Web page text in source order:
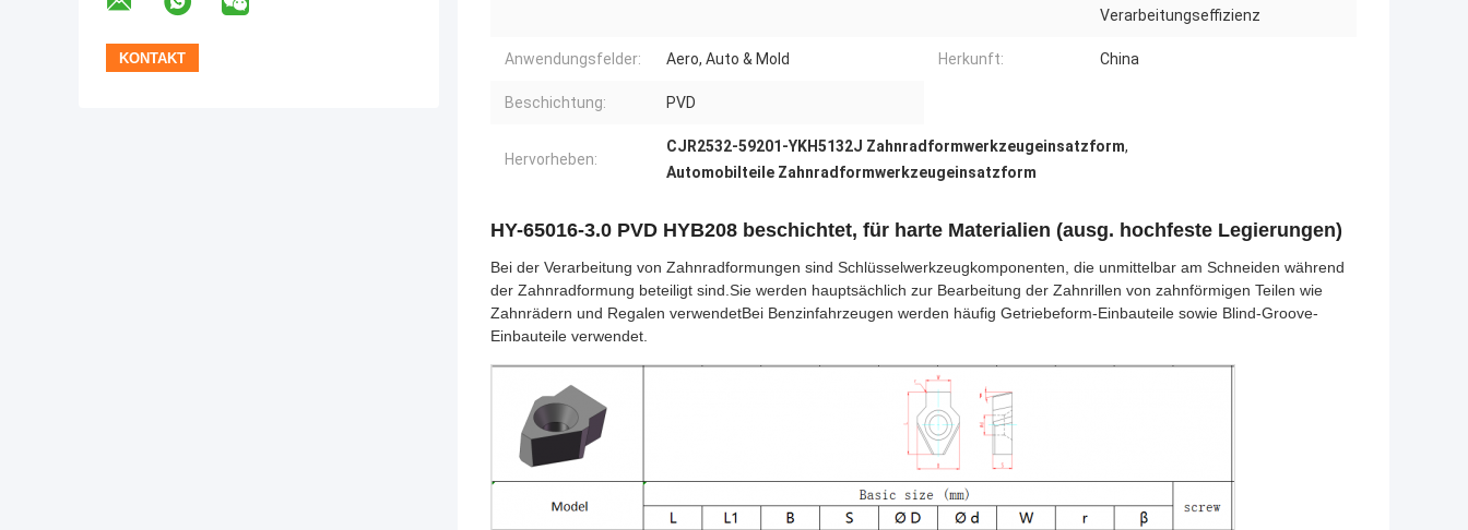
Verarbeitungseffizienz
Anwendungsfelder: Aero, Auto & Mold Herkunft: China
Beschichtung: PVD
Hervorheben:
CJR2532-59201-YKH5132J Zahnradformwerkzeugeinsatzform,
Automobilteile Zahnradformwerkzeugeinsatzform
HY-65016-3.0 PVD HYB208 beschichtet, für harte Materialien (ausg. hochfeste Legierungen)
Bei der Verarbeitung von Zahnradformungen sind Schlüsselwerkzeugkomponenten, die unmittelbar am Schneiden während
der Zahnradformung beteiligt sind.Sie werden hauptsächlich zur Bearbeitung der Zahnrillen von zahnförmigen Teilen wie
Zahnrädern und Regalen verwendetBei Benzinfahrzeugen werden häufig Getriebeform-Einbauteile sowie Blind-Groove-
Einbauteile verwendet.